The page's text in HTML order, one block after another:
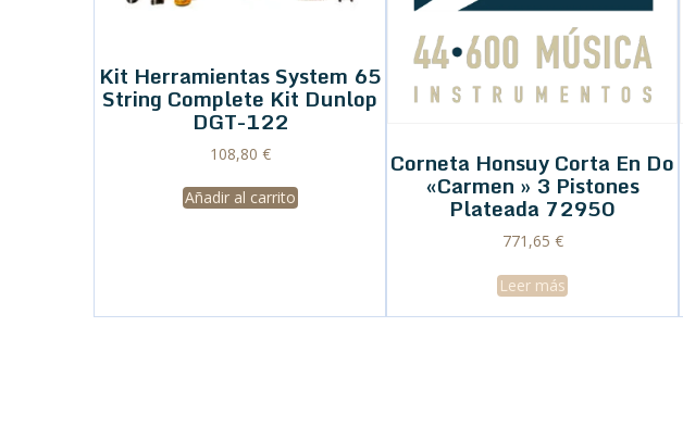
Kit Herramientas System 65
String Complete Kit Dunlop
DGT-122
108,80 €
Añadir al carrito
Corneta Honsuy Corta En Do
«Carmen » 3 Pistones
Plateada 72950
771,65 €
Leer más